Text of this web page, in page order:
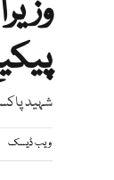
شہید
ویب ڈیسک